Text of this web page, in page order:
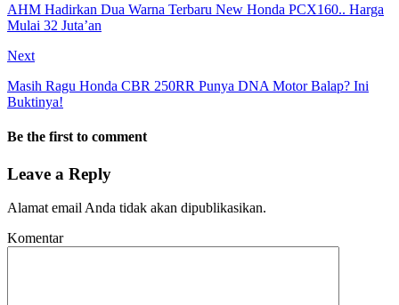
AHM Hadirkan Dua Warna Terbaru New Honda PCX160.. Harga
Mulai 32 Juta’an
Next
Masih Ragu Honda CBR 250RR Punya DNA Motor Balap? Ini
Buktinya!
Be the first to comment
Leave a Reply
Alamat email Anda tidak akan dipublikasikan.
Komentar